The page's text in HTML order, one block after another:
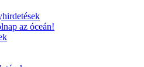
az óceán!